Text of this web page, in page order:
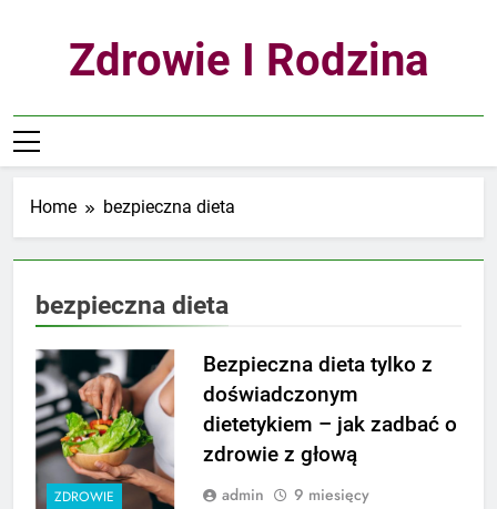
Zdrowie I Rodzina
Home bezpieczna dieta
bezpieczna dieta
ZDROWIE
Bezpieczna dieta tylko z
doświadczonym
dietetykiem – jak zadbać o
zdrowie z głową
admin
9 miesięcy